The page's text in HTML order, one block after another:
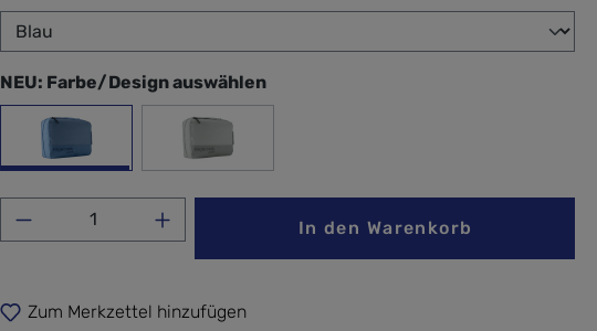
NEU: Farbe/Design auswählen
blau grau
Produkt Anzahl: Gib den gewünschten Wert ein
In den Warenkorb
Zum Merkzettel hinzufügen